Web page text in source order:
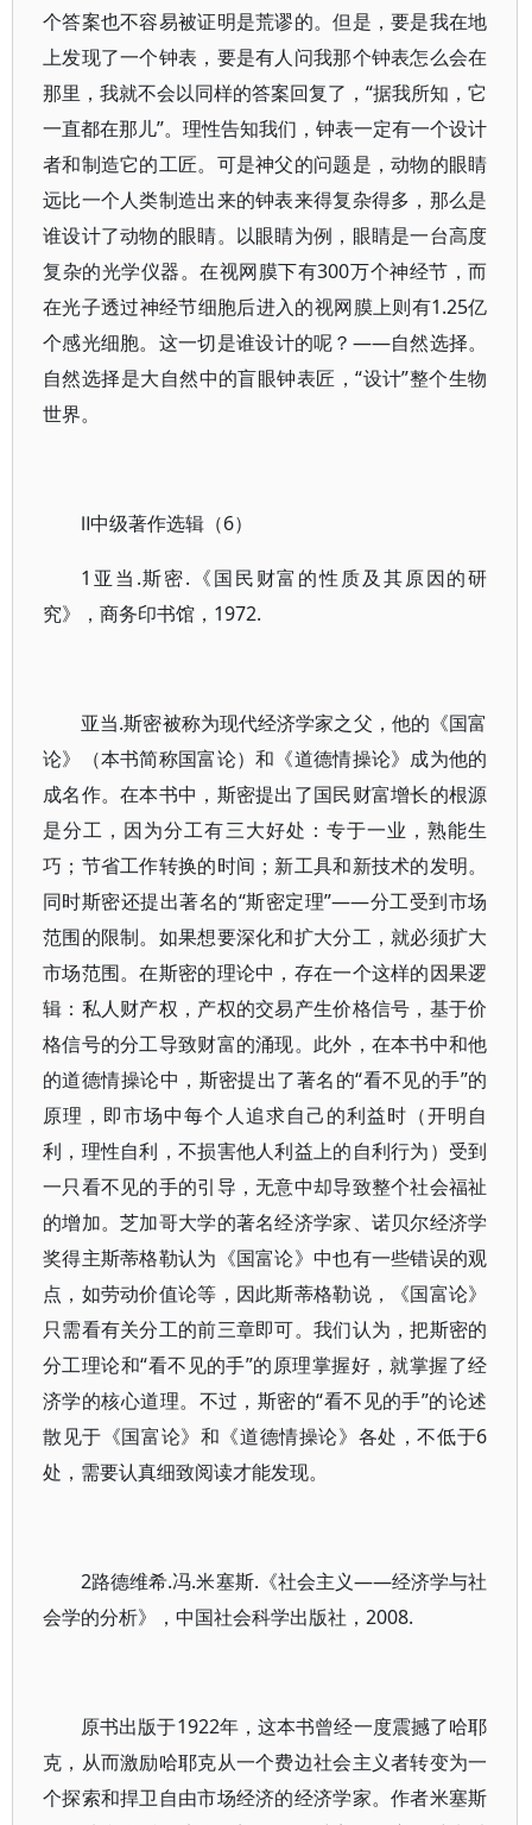
个答案也不容易被证明是荒谬的。但是，要是我在地
上发现了一个钟表，要是有人问我那个钟表怎么会在
那里，我就不会以同样的答案回复了，“据我所知，它
一直都在那儿”。理性告知我们，钟表一定有一个设计
者和制造它的工匠。可是神父的问题是，动物的眼睛
远比一个人类制造出来的钟表来得复杂得多，那么是
谁设计了动物的眼睛。以眼睛为例，眼睛是一台高度
复杂的光学仪器。在视网膜下有300万个神经节，而
在光子透过神经节细胞后进入的视网膜上则有1.25亿
个感光细胞。这一切是谁设计的呢？——自然选择。
自然选择是大自然中的盲眼钟表匠，“设计”整个生物
世界。
Ⅱ中级著作选辑（6）
1亚当.斯密.《国民财富的性质及其原因的研
究》，商务印书馆，1972.
亚当.斯密被称为现代经济学家之父，他的《国富
论》（本书简称国富论）和《道德情操论》成为他的
成名作。在本书中，斯密提出了国民财富增长的根源
是分工，因为分工有三大好处：专于一业，熟能生
巧；节省工作转换的时间；新工具和新技术的发明。
同时斯密还提出著名的“斯密定理”——分工受到市场
范围的限制。如果想要深化和扩大分工，就必须扩大
市场范围。在斯密的理论中，存在一个这样的因果逻
辑：私人财产权，产权的交易产生价格信号，基于价
格信号的分工导致财富的涌现。此外，在本书中和他
的道德情操论中，斯密提出了著名的“看不见的手”的
原理，即市场中每个人追求自己的利益时（开明自
利，理性自利，不损害他人利益上的自利行为）受到
一只看不见的手的引导，无意中却导致整个社会福祉
的增加。芝加哥大学的著名经济学家、诺贝尔经济学
奖得主斯蒂格勒认为《国富论》中也有一些错误的观
点，如劳动价值论等，因此斯蒂格勒说，《国富论》
只需看有关分工的前三章即可。我们认为，把斯密的
分工理论和“看不见的手”的原理掌握好，就掌握了经
济学的核心道理。不过，斯密的“看不见的手”的论述
散见于《国富论》和《道德情操论》各处，不低于6
处，需要认真细致阅读才能发现。
2路德维希.冯.米塞斯.《社会主义——经济学与社
会学的分析》，中国社会科学出版社，2008.
原书出版于1922年，这本书曾经一度震撼了哈耶
克，从而激励哈耶克从一个费边社会主义者转变为一
个探索和捍卫自由市场经济的经济学家。作者米塞斯